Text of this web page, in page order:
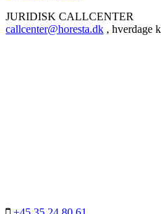
JURIDISK CALLCENTER
callcenter@horesta.dk , hverdage